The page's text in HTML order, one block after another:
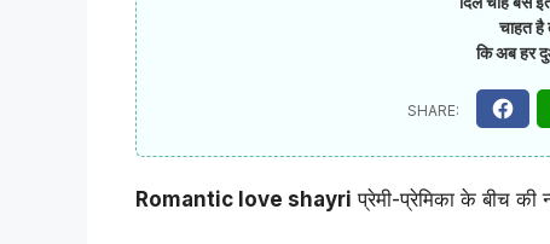
चाहत
कि अब हर
Romantic love shayri प्रेमी-प्रेमिका के बीच की